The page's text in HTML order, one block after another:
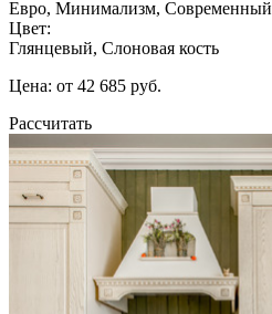
Евро, Минимализм, Современный
Цвет:
Глянцевый, Слоновая кость
Цена: от 42 685 руб.
Рассчитать